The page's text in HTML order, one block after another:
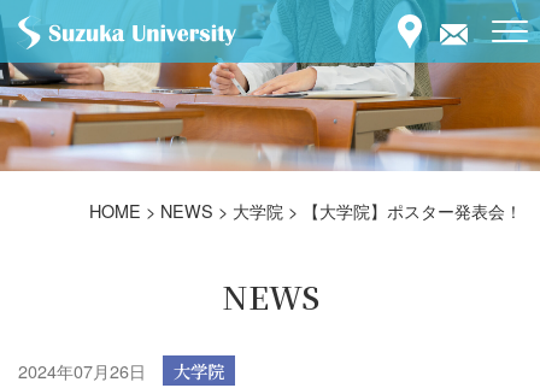
HOME > NEWS > 大学院 > 【大学院】ポスター発表会！
NEWS
2024年07月26日 大学院